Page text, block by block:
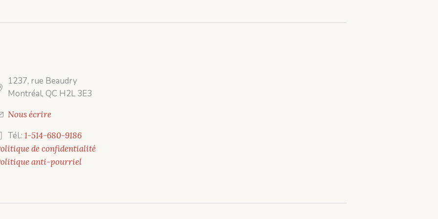
1237, rue Beaudry
Montréal, QC H2L 3E3
Nous écrire
Tél.: 1-514-680-9186
de confidentialité
anti-pourriel